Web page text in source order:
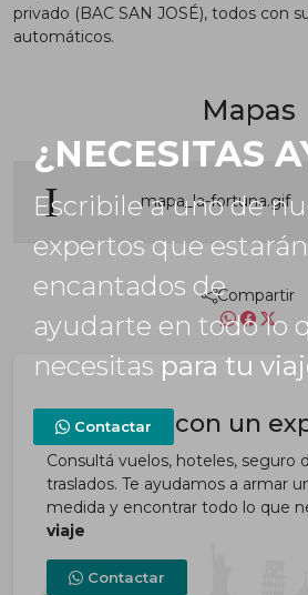
privado (BAC SAN JOSÉ), todos con
automáticos.
Mapas
mapa_la-fortuna.gif
Compartir
¡Contactá con un
Consultá vuelos, hoteles, seguro
traslados. Te ayudamos a armar
medida y encontrar todo lo que
viaje
Contactar
¿NECESITAS
Escribile a uno de
expertos que estarán
encantados de
ayudarte en todo lo
necesitas para tu
Contactar